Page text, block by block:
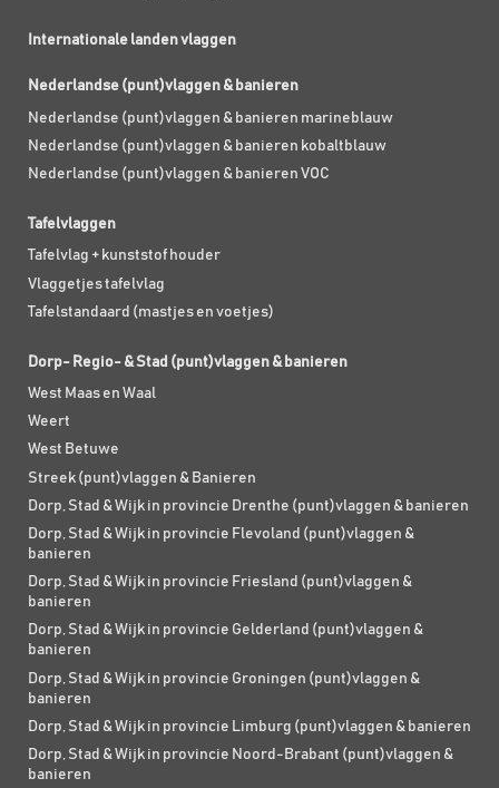
Internationale landen vlaggen
Nederlandse (punt)vlaggen & banieren
Nederlandse (punt)vlaggen & banieren marineblauw
Nederlandse (punt)vlaggen & banieren kobaltblauw
Nederlandse (punt)vlaggen & banieren VOC
Tafelvlaggen
Tafelvlag + kunststof houder
Vlaggetjes tafelvlag
Tafelstandaard (mastjes en voetjes)
Dorp- Regio- & Stad (punt)vlaggen & banieren
West Maas en Waal
Weert
West Betuwe
Streek (punt)vlaggen & Banieren
Dorp, Stad & Wijk in provincie Drenthe (punt)vlaggen & banieren
Dorp, Stad & Wijk in provincie Flevoland (punt)vlaggen &
banieren
Dorp, Stad & Wijk in provincie Friesland (punt)vlaggen &
banieren
Dorp, Stad & Wijk in provincie Gelderland (punt)vlaggen &
banieren
Dorp, Stad & Wijk in provincie Groningen (punt)vlaggen &
banieren
Dorp, Stad & Wijk in provincie Limburg (punt)vlaggen & banieren
Dorp, Stad & Wijk in provincie Noord-Brabant (punt)vlaggen &
banieren